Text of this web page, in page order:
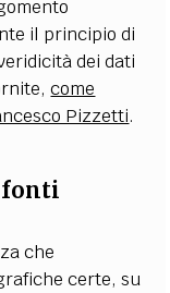
il principio di
dei dati
come
Pizzetti.
fonti
che
certe, su